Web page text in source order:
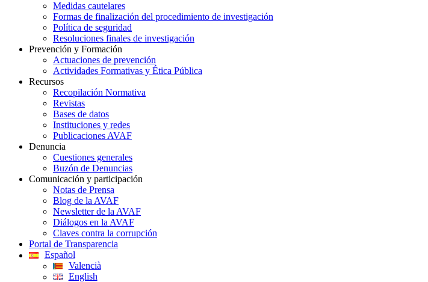
Medidas cautelares
Formas de finalización del procedimiento de investigación
Política de seguridad
Resoluciones finales de investigación
Prevención y Formación
Actuaciones de prevención
Actividades Formativas y Ética Pública
Recursos
Recopilación Normativa
Revistas
Bases de datos
Instituciones y redes
Publicaciones AVAF
Denuncia
Cuestiones generales
Buzón de Denuncias
Comunicación y participación
Notas de Prensa
Blog de la AVAF
Newsletter de la AVAF
Diálogos en la AVAF
Claves contra la corrupción
Portal de Transparencia
Español
Valencià
English